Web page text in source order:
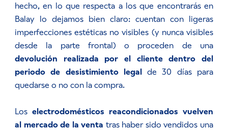
hecho, en lo que respecta a los que encontrarás en
Balay lo dejamos bien claro: cuentan con ligeras
imperfecciones estéticas no visibles (y nunca visibles
desde la parte frontal) o proceden de una
devolución realizada por el cliente dentro del
periodo de desistimiento legalde 30 días para
quedarse o no con la compra.
Los electrodomésticos reacondicionados vuelven
al mercado de la venta tras haber sido vendidos una